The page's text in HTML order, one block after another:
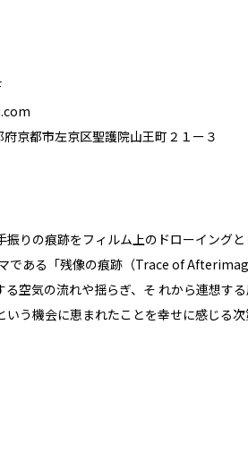
京都市左京区聖護院山王町２１ー３
りの痕跡をフィルム上のドローイング
である「残像の痕跡（Trace of
空気の流れや揺らぎ、そ れから連想す
う機会に恵まれたことを幸せに感じる次